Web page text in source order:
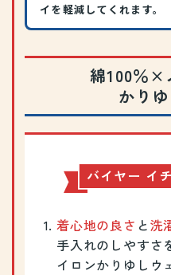
イを軽減してくれます。
綿100％×
かり
バイヤー イ
着心地の良さ と洗
手入れのしやすさ
イロンかりゆしウ